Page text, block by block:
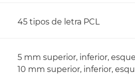
45 tipos de letra PCL
5 mm superior, inferior,
10 mm superior, inferior,